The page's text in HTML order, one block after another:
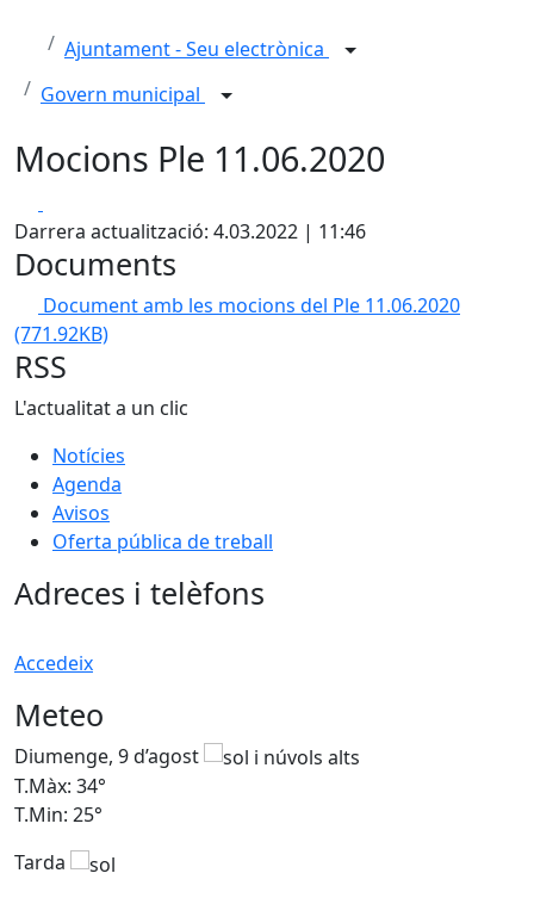
Ajuntament - Seu electrònica
Govern municipal
Mocions Ple 11.06.2020
Darrera actualització: 4.03.2022 | 11:46
Documents
Document amb les mocions del Ple 11.06.2020
(771.92KB)
RSS
L'actualitat a un clic
Notícies
Agenda
Avisos
Oferta pública de treball
Adreces i telèfons
Accedeix
Meteo
Diumenge, 9 d’agost
T.Màx: 34°
T.Min: 25°
Tarda